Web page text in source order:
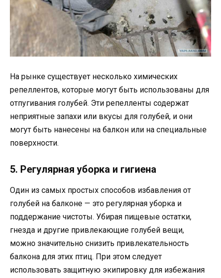
На рынке существует несколько химических
репеллентов, которые могут быть использованы для
отпугивания голубей. Эти репелленты содержат
неприятные запахи или вкусы для голубей, и они
могут быть нанесены на балкон или на специальные
поверхности.
5. Регулярная уборка и гигиена
Один из самых простых способов избавления от
голубей на балконе — это регулярная уборка и
поддержание чистоты. Убирая пищевые остатки,
гнезда и другие привлекающие голубей вещи,
можно значительно снизить привлекательность
балкона для этих птиц. При этом следует
использовать защитную экипировку для избежания